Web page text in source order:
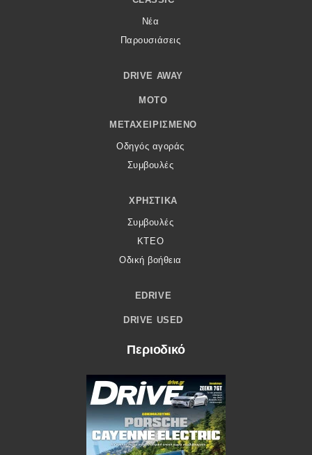
Νέα
Παρουσιάσεις
DRIVE AWAY
MOTO
ΜΕΤΑΧΕΙΡΙΣΜΈΝΟ
Οδηγός αγοράς
Συμβουλές
ΧΡΗΣΤΙΚΆ
Συμβουλές
ΚΤΕΟ
Οδική βοήθεια
EDRIVE
DRIVE USED
Περιοδικό